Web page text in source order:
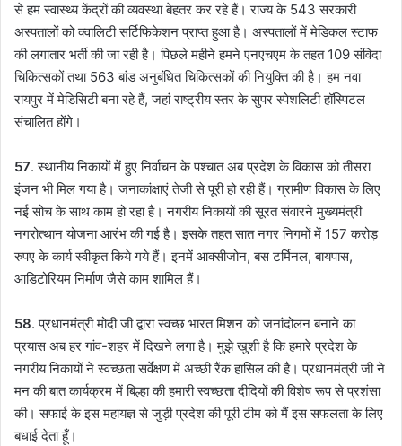
से हम स्वास्थ्य केंद्रों की व्यवस्था बेहतर कर रहे हैं। राज्य के 543 सरकारी
अस्पतालों को क्वालिटी सर्टिफिकेशन प्राप्त हुआ है। अस्पतालों में मेडिकल स्टाफ
की लगातार भर्ती की जा रही है। पिछले महीने हमने एनएचएम के तहत 109 संविदा
चिकित्सकों तथा 563 बांड अनुबंधित चिकित्सकों की नियुक्ति की है। हम नवा
रायपुर में मेडिसिटी बना रहे हैं, जहां राष्ट्रीय स्तर के सुपर स्पेशलिटी हॉस्पिटल
संचालित होंगे।
57. स्थानीय निकायों में हुए निर्वाचन के पश्चात अब प्रदेश के विकास को तीसरा
इंजन भी मिल गया है। जनाकांक्षाएं तेजी से पूरी हो रही हैं। ग्रामीण विकास के लिए
नई सोच के साथ काम हो रहा है। नगरीय निकायों की सूरत संवारने मुख्यमंत्री
नगरोत्थान योजना आरंभ की गई है। इसके तहत सात नगर निगमों में 157 करोड़
रुपए के कार्य स्वीकृत किये गये हैं। इनमें आक्सीजोन, बस टर्मिनल, बायपास,
आडिटोरियम निर्माण जैसे काम शामिल हैं।
58. प्रधानमंत्री मोदी जी द्वारा स्वच्छ भारत मिशन को जनांदोलन बनाने का
प्रयास अब हर गांव-शहर में दिखने लगा है। मुझे खुशी है कि हमारे प्रदेश के
नगरीय निकायों ने स्वच्छता सर्वेक्षण में अच्छी रैंक हासिल की है। प्रधानमंत्री जी ने
मन की बात कार्यक्रम में बिल्हा की हमारी स्वच्छता दीदियों की विशेष रूप से प्रशंसा
की। सफाई के इस महायज्ञ से जुड़ी प्रदेश की पूरी टीम को मैं इस सफलता के लिए
बधाई देता हूँ।